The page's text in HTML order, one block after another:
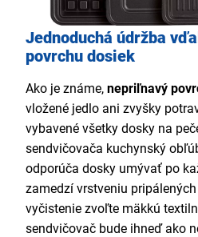
Jednoduchá údržba
povrchu dosiek
Ako je známe, nepriľnavý
vložené jedlo ani zvyšky
vybavené všetky dosky na
sendvičovača kuchynský
odporúča dosky umývať po
zamedzí vrstveniu
vyčistenie zvoľte mäkkú
sendvičovač bude ihneď ako